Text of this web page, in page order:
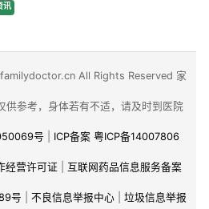
讯
All Rights Reserved 家
供参考，身体若有不适，请及时到医院
号
ICP备案 粤ICP备14007806
经营许可证
互联网药品信息服务备案
号
不良信息举报中心| 垃圾信息举报